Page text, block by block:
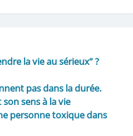
la vie au sérieux” ?
pas dans la durée.
sens à la vie
personne toxique dans